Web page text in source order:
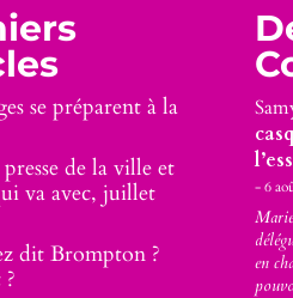
se préparent à la
de la ville et
va avec, juillet
dit Brompton ?
6
en